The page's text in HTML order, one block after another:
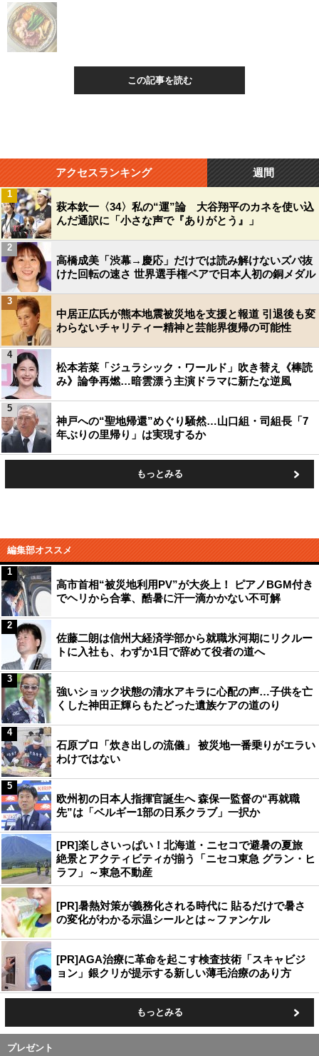
この記事を読む
アクセスランキング 週間
萩本欽一〈34〉私の“運”論 大谷翔平のカネを使い込
んだ通訳に「小さな声で『ありがとう』」
1
高橋成美「渋幕→慶応」だけでは読み解けないズバ抜
けた回転の速さ 世界選手権ペアで日本人初の銅メダル
2
中居正広氏が熊本地震被災地を支援と報道 引退後も変
わらないチャリティー精神と芸能界復帰の可能性
3
松本若菜「ジュラシック・ワールド」吹き替え《棒読
み》論争再燃…暗雲漂う主演ドラマに新たな逆風
4
神戸への“聖地帰還”めぐり騒然…山口組・司組長「7
年ぶりの里帰り」は実現するか
5
もっとみる
編集部オススメ
高市首相“被災地利用PV”が大炎上！ ピアノBGM付き
でヘリから合掌、酷暑に汗一滴かかない不可解
1
佐藤二朗は信州大経済学部から就職氷河期にリクルー
トに入社も、わずか1日で辞めて役者の道へ
2
強いショック状態の清水アキラに心配の声…子供を亡
くした神田正輝らもたどった遺族ケアの道のり
3
石原プロ「炊き出しの流儀」 被災地一番乗りがエラい
わけではない
4
欧州初の日本人指揮官誕生へ 森保一監督の“再就職
先”は「ベルギー1部の日系クラブ」一択か
5
[PR]楽しさいっぱい！北海道・ニセコで避暑の夏旅
絶景とアクティビティが揃う「ニセコ東急 グラン・ヒ
ラフ」～東急不動産
[PR]暑熱対策が義務化される時代に 貼るだけで暑さ
の変化がわかる示温シールとは～ファンケル
[PR]AGA治療に革命を起こす検査技術「スキャビジ
ョン」銀クリが提示する新しい薄毛治療のあり方
もっとみる
プレゼント